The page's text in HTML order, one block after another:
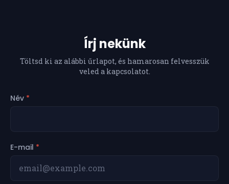
Írj nekünk
Töltsd ki az alábbi űrlapot, és hamarosan felvesszük
veled a kapcsolatot.
Név *
E-mail *